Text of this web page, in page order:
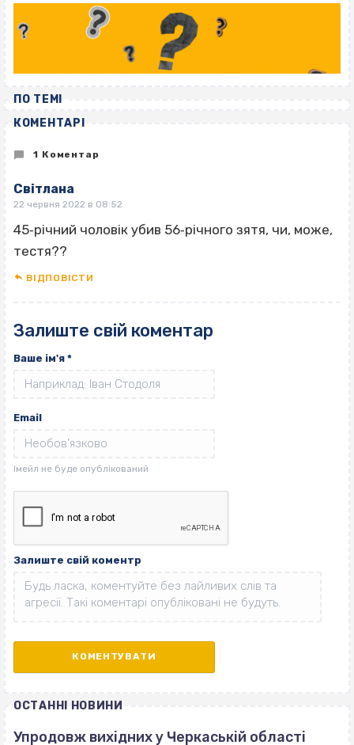
ПО ТЕМІ
КОМЕНТАРІ
1 Коментар
Світлана
22 червня 2022 в 08:52
45‐річний чоловік убив 56‐річного зятя, чи, може,
тестя??
ВІДПОВІCТИ
Залиште свій коментар
Ваше ім'я *
Email
Залиште свій коментр
ОСТАННІ НОВИНИ
Упродовж вихідних у Черкаській області